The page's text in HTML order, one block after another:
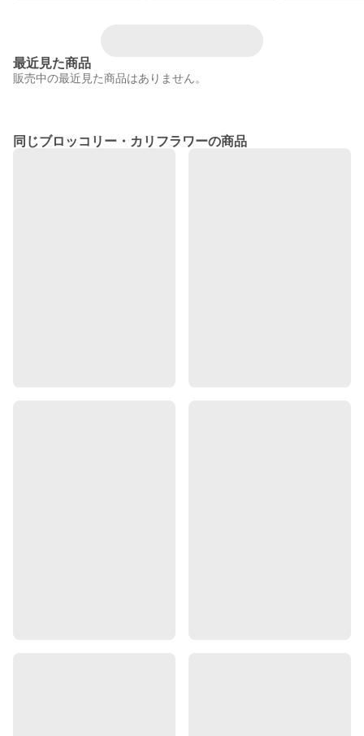
最近見た商品
販売中の最近見た商品はありません。
同じブロッコリー・カリフラワーの商品